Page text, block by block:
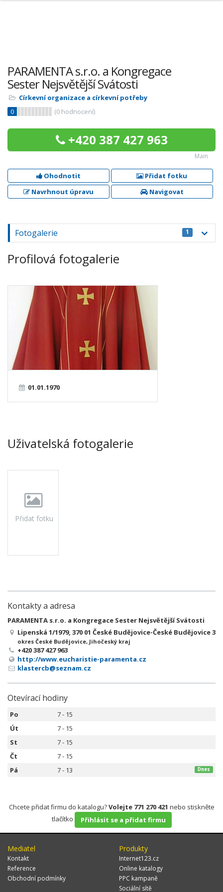
PARAMENTA s.r.o. a Kongregace
Sester Nejsvětější Svátosti
Církevní organizace a církevní potřeby
0
(0 hodnocení)
+420 387 427 963
Main
Ohodnotit
Přidat fotku
Navrhnout úpravu
Navigovat
Fotogalerie 1
Profilová fotogalerie
01.01.1970
Uživatelská fotogalerie
Přidat fotku
Kontakty a adresa
PARAMENTA s.r.o. a Kongregace Sester Nejsvětější Svátosti
Lipenská 1/1979, 370 01 České Budějovice-České Budějovice 3
okres České Budějovice, Jihočeský kraj
+420 387 427 963
http://www.eucharistie-paramenta.cz
klastercb@seznam.cz
Otevírací hodiny
Po
7 - 15
Út
7 - 15
St
7 - 15
Čt
7 - 15
Pá
7 - 13 Dnes
Chcete přidat firmu do katalogu?Volejte 771 270 421 nebo stiskněte
tlačítko
Přihlásit se a přidat firmu
Mediatel
Kontakt
Reference
Obchodní podmínky
Produkty
Internet123.cz
Online katalogy
PPC kampaně
Sociální sítě